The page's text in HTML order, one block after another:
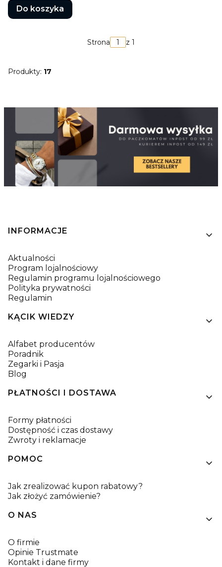
Do koszyka
Strona z 1
Produkty: 17
Linki w stopce
INFORMACJE
Aktualności
Program lojalnościowy
Regulamin programu lojalnościowego
Polityka prywatności
Regulamin
KĄCIK WIEDZY
Alfabet producentów
Poradnik
Zegarki i Pasja
Blog
PŁATNOŚCI I DOSTAWA
Formy płatności
Dostępność i czas dostawy
Zwroty i reklamacje
POMOC
Jak zrealizować kupon rabatowy?
Jak złożyć zamówienie?
O NAS
O firmie
Opinie Trustmate
Kontakt i dane firmy